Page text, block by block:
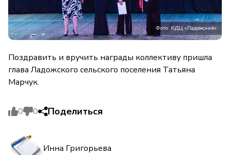
Фото: КДЦ «Ладожский»
Поздравить и вручить награды коллективу пришла
глава Ладожского сельского поселения Татьяна
Марчук.
0 0 Поделиться
Инна Григорьева